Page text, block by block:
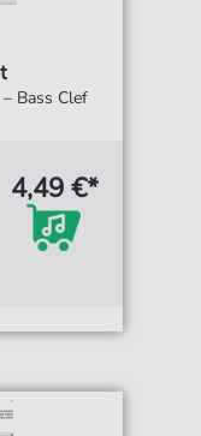
Bass Clef
4,49 €*